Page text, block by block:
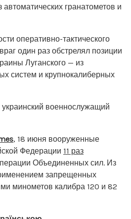
гранатометов и
оперативно-тактического
один раз обстрелял позиции
Луганского — из
систем и крупнокалиберных
военнослужащий
, 18 июня вооруженные
Федерации 11 раз
Объединенных сил. Из
запрещенных
минометов калибра 120 и 82